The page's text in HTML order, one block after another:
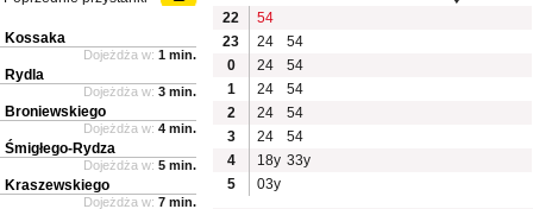
22
54
23
24
54
0
24
54
1
24
54
2
24
54
3
24
54
4
18y 33y
5
03y
Kossaka
Dojeżdża w: 1 min.
Rydla
Dojeżdża w: 3 min.
Broniewskiego
Dojeżdża w: 4 min.
Śmigłego-Rydza
Dojeżdża w: 5 min.
Kraszewskiego
Dojeżdża w: 7 min.